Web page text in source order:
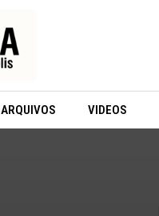
ARQUIVOS VIDEOS